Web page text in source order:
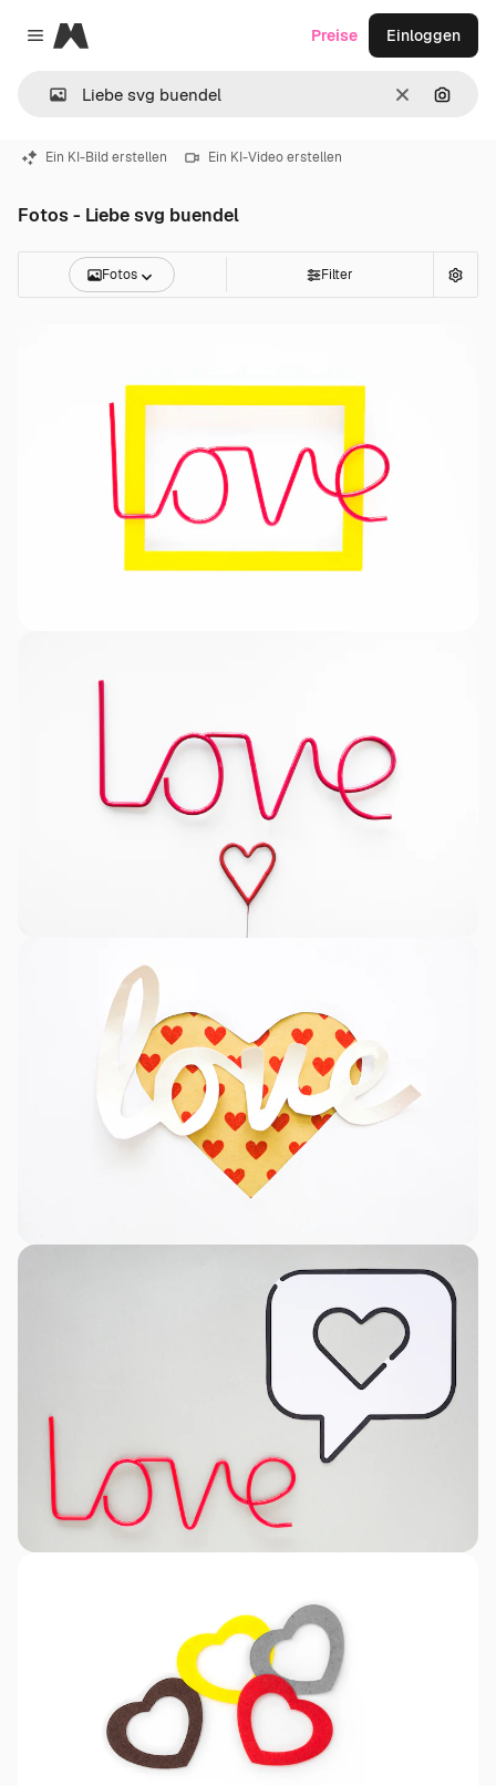
Close menu
Magnific
LöschenNach
Preise Einloggen
Ein KI-Bild erstellen Ein KI-Video erstellen
Fotos - Liebe svg buendel
Fotos Filter